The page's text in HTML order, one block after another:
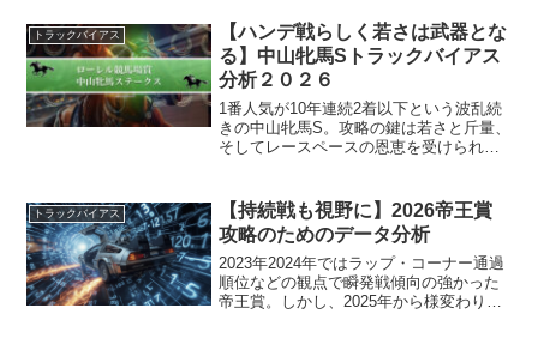
決戦の舞台。読み取ったバイアスが実用
に足りるか２０２...
トラックバイアス
【ハンデ戦らしく若さは武器とな
る】中山牝馬Sトラックバイアス
分析２０２６
1番人気が10年連続2着以下という波乱続
きの中山牝馬S。攻略の鍵は若さと斤量、
そしてレースペースの恩恵を受けられる
トラックバイアス
【持続戦も視野に】2026帝王賞
攻略のためのデータ分析
2023年2024年ではラップ・コーナー通過
順位などの観点で瞬発戦傾向の強かった
帝王賞。しかし、2025年から様変わりし